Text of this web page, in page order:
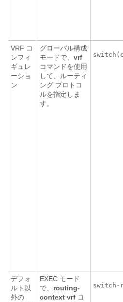
VRF コ
ンフィ
ギュレ
ーショ
ン
グローバル構成
モードで、 vrf
コマンドを使用
して、ルーティ
ング プロトコ
ルを指定しま
す。
デフォ
ルト以
外の
EXEC モード
で、 routing-
context vrf コ